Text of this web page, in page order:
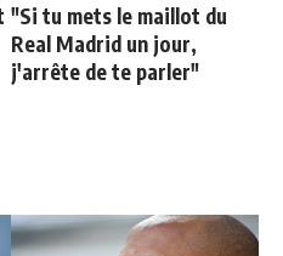
"Si tu mets le maillot du
Real Madrid un jour,
j'arrête de te parler"